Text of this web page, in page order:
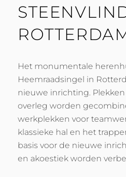
Het monumentale
Heemraadsingel in
nieuwe inrichting.
overleg worden
werkplekken voor
klassieke hal en het
basis voor de nieuwe
en akoestiek worden